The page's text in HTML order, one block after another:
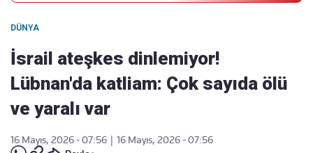
DÜNYA
İsrail ateşkes dinlemiyor!
Lübnan'da katliam: Çok sayıda ölü
ve yaralı var
16 Mayıs, 2026 - 07:56
16 Mayıs, 2026 - 07:56